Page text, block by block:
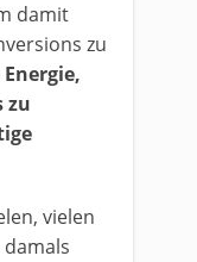
damit
zu
zu
vielen